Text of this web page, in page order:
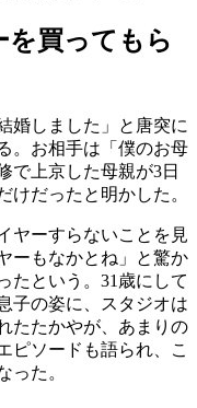
を買ってもら
婚しました」と唐突に
。お相手は「僕のお母
で上京した母親が3日
けだったと明かした。
ヤーすらないことを見
ーもなかとね」と驚か
たという。31歳にして
子の姿に、スタジオは
たたかやが、あまりの
ピソードも語られ、こ
った。